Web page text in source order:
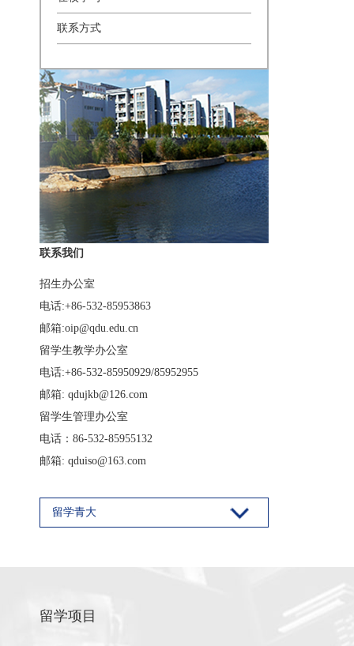
联系方式
联系我们
招生办公室
电话:+86-532-85953863
邮箱:oip@qdu.edu.cn
留学生教学办公室
电话:+86-532-85950929/85952955
邮箱: qdujkb@126.com
留学生管理办公室
电话：86-532-85955132
邮箱: qduiso@163.com
留学青大
留学项目